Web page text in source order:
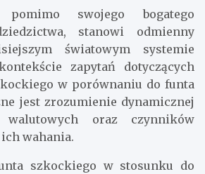
swojego bogatego
stanowi odmienny
światowym systemie
zapytań dotyczących
w porównaniu do funta
jest zrozumienie dynamicznej
oraz czynników
wahania.
szkockiego w stosunku do